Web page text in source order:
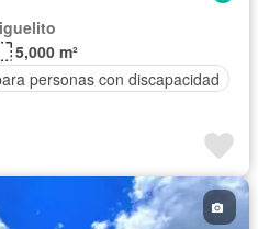
5,000 m²
personas con discapacidad